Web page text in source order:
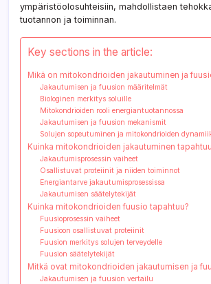
ympäristöolosuhteisiin, mahdollistaen
tuotannon ja toiminnan.
Key sections in the article:
Mikä on mitokondrioiden jakautuminen ja
Jakautumisen ja fuusion määritelmät
Biologinen merkitys soluille
Mitokondrioiden rooli energiantuotannossa
Jakautumisen ja fuusion mekanismit
Solujen sopeutuminen ja mitokondrioiden
Kuinka mitokondrioiden jakautuminen
Jakautumisprosessin vaiheet
Osallistuvat proteiinit ja niiden toiminnot
Energiantarve jakautumisprosessissa
Jakautumisen säätelytekijät
Kuinka mitokondrioiden fuusio tapahtuu?
Fuusioprosessin vaiheet
Fuusioon osallistuvat proteiinit
Fuusion merkitys solujen terveydelle
Fuusion säätelytekijät
Mitkä ovat mitokondrioiden jakautumisen ja
Jakautumisen ja fuusion vertailu